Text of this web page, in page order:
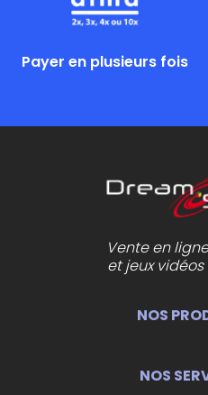
Payer en plusieurs fois
Vente en
et jeux vidéos
NOS
NOS